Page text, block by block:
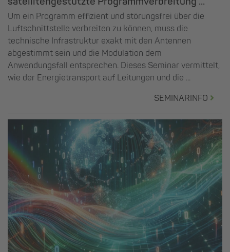
Um ein Programm effizient und störungsfrei über die
Luftschnittstelle verbreiten zu können, muss die
technische Infrastruktur exakt mit den Antennen
abgestimmt sein und die Modulation dem
Anwendungsfall entsprechen. Dieses Seminar vermittelt,
wie der Energietransport auf Leitungen und die ...
SEMINARINFO